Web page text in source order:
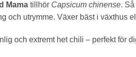
Mama tillhör Capsicum chinense.
och utrymme. Växer bäst i växthus
och extremt het chili – perfekt för